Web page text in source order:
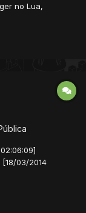
no Lua,
03/2014